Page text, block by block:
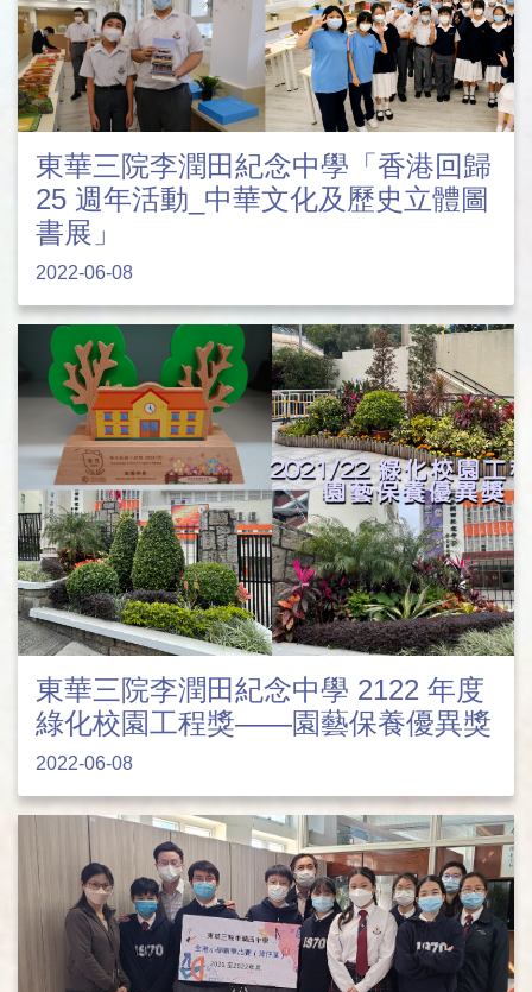
東華三院李潤田紀念中學「香港回歸
25 週年活動_中華文化及歷史立體圖
書展」
2022-06-08
東華三院李潤田紀念中學 2122 年度
綠化校園工程獎——園藝保養優異獎
2022-06-08